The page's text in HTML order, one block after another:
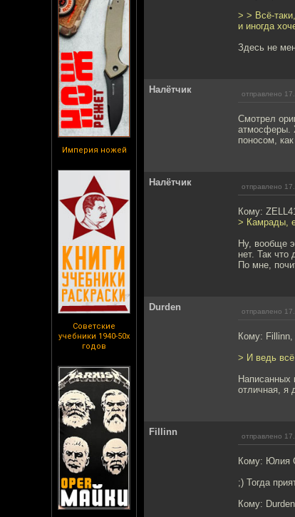
Империя ножей
Советские
учебники 1940-50х
годов
> > Всё-
и иногда
Здесь не
Налётчик отправлено
Смотрел
атмосферы.
поносом,
Налётчик отправлено
Кому:
> Камрады,
Ну, вообще
нет. Так что
По мне,
Durden отправлено
Кому: Fillinn,
> И ведь
Написанных
отличная, я
Fillinn отправлено
Кому: Юлия
;) Тогда
Кому: